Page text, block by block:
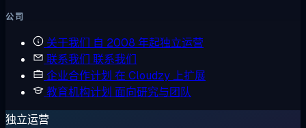
公司
关于我们 自 2008 年起独立运营
联系我们 联系我们
企业合作计划 在 Cloudzy 上扩展
教育机构计划 面向研究与团队
独立运营